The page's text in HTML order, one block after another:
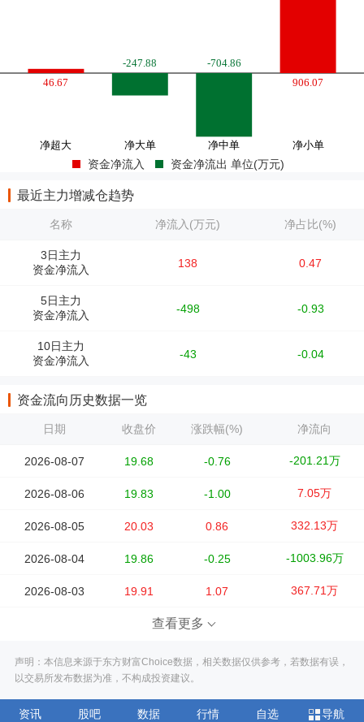
资金净流入 资金净流出 单位(万元)
最近主力增减仓趋势
名称 净流入(万元) 净占比(%)
3日主力
资金净流入
138 0.47
5日主力
资金净流入
-498 -0.93
10日主力
资金净流入
-43 -0.04
资金流向历史数据一览
日期 收盘价 涨跌幅(%) 净流向
2026-08-07 19.68 -0.76 -201.21万
2026-08-06 19.83 -1.00 7.05万
2026-08-05 20.03 0.86 332.13万
2026-08-04 19.86 -0.25 -1003.96万
2026-08-03 19.91 1.07 367.71万
查看更多
声明：本信息来源于东方财富Choice数据，相关数据仅供参考，若数据有误，
以交易所发布数据为准，不构成投资建议。
资讯 股吧 数据 行情 自选 导航